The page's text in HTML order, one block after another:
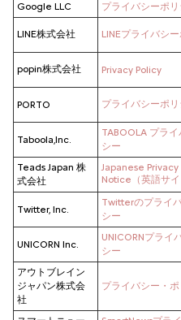
Google LLC
プライバシーポリ
LINE株式会社 LINEプライバシ
popin株式会社 Privacy Policy
PORTO プライバシーポリ
Taboola,Inc.
TABOOLA プライ
シー
Teads Japan 株
式会社
Japanese Privacy
Notice（英語サイ
Twitter, Inc.
Twitterのプライ
シー
UNICORN Inc.
UNICORNプライ
シー
アウトブレイン
ジャパン株式会
社
プライバシー・